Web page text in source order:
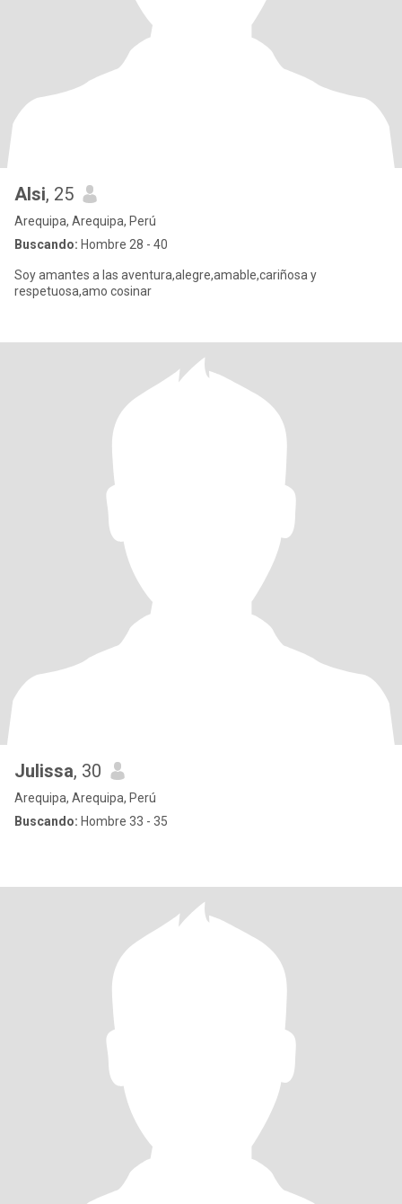
Alsi, 25
Arequipa, Arequipa, Perú
Buscando: Hombre 28 - 40
Soy amantes a las aventura,alegre,amable,cariñosa y
respetuosa,amo cosinar
Julissa, 30
Arequipa, Arequipa, Perú
Buscando: Hombre 33 - 35